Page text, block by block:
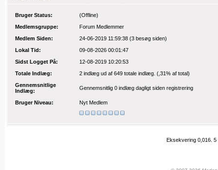
Bruger Status:
(Offline)
Medlemsgruppe:
Forum Medlemmer
Medlem Siden:
24-06-2019 11:59:38 (3 besøg siden)
Lokal Tid:
09-08-2026 00:01:47
Sidst Logget På:
12-08-2019 10:20:53
Totale Indlæg:
2 indlæg ud af 649 totale indlæg. (,31% af total)
Gennemsnitlige
Indlæg:
Gennemsnitlig 0 indlæg dagligt siden registrering
Bruger Niveau: Nyt Medlem
Eksekvering 0,016. 5